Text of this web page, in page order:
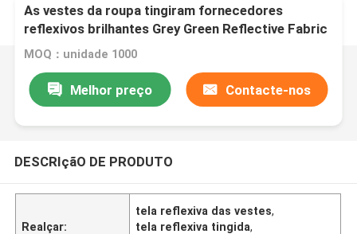
As vestes da roupa tingiram fornecedores
reflexivos brilhantes Grey Green Reflective Fabric
Tape da tela
MOQ：unidade 1000
Melhor preço Contacte-nos
DESCRIçãO DE PRODUTO
Realçar:
tela reflexiva das vestes,
tela reflexiva tingida,